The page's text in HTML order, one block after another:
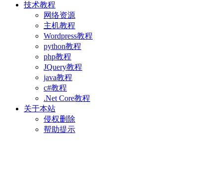
技术教程
网络资源
主机教程
Wordpress教程
python教程
php教程
JQuery教程
java教程
c#教程
.Net Core教程
关于本站
侵权删除
帮助提示